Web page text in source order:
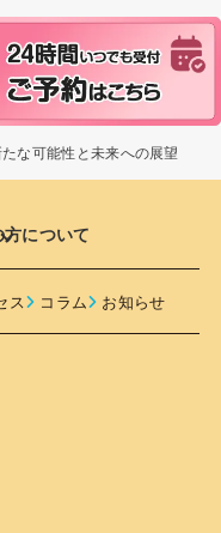
な可能性と未来への展望
について
の人にとって安全
疾患をお持ちの方
ス コラム お知らせ